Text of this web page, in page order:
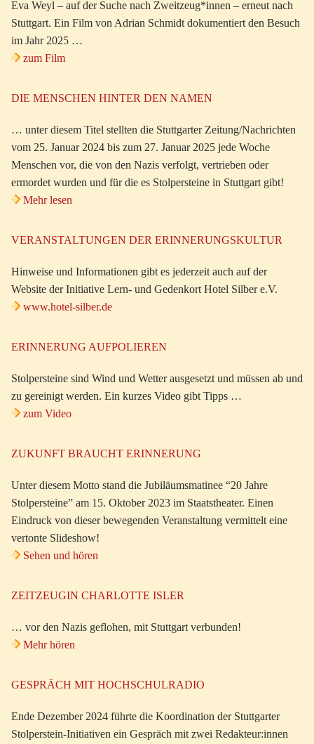
Eva Weyl – auf der Suche nach Zweitzeug*innen – erneut nach
Stuttgart. Ein Film von Adrian Schmidt dokumentiert den Besuch
im Jahr 2025 …
zum Film
DIE MENSCHEN HINTER DEN NAMEN
… unter diesem Titel stellten die Stuttgarter Zeitung/Nachrichten
vom 25. Januar 2024 bis zum 27. Januar 2025 jede Woche
Menschen vor, die von den Nazis verfolgt, vertrieben oder
ermordet wurden und für die es Stolpersteine in Stuttgart gibt!
Mehr lesen
VERANSTALTUNGEN DER ERINNERUNGSKULTUR
Hinweise und Informationen gibt es jederzeit auch auf der
Website der Initiative Lern- und Gedenkort Hotel Silber e.V.
www.hotel-silber.de
ERINNERUNG AUFPOLIEREN
Stolpersteine sind Wind und Wetter ausgesetzt und müssen ab und
zu gereinigt werden. Ein kurzes Video gibt Tipps …
zum Video
ZUKUNFT BRAUCHT ERINNERUNG
Unter diesem Motto stand die Jubiläumsmatinee “20 Jahre
Stolpersteine” am 15. Oktober 2023 im Staatstheater. Einen
Eindruck von dieser bewegenden Veranstaltung vermittelt eine
vertonte Slideshow!
Sehen und hören
ZEITZEUGIN CHARLOTTE ISLER
… vor den Nazis geflohen, mit Stuttgart verbunden!
Mehr hören
GESPRÄCH MIT HOCHSCHULRADIO
Ende Dezember 2024 führte die Koordination der Stuttgarter
Stolperstein-Initiativen ein Gespräch mit zwei Redakteur:innen